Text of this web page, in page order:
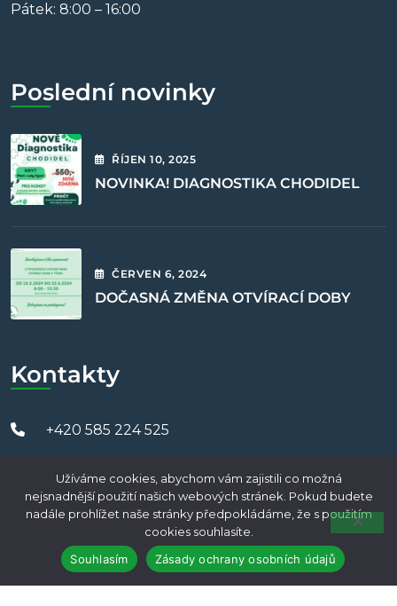
Pátek: 8:00 – 16:00
Poslední novinky
ŘÍJEN10, 2025
NOVINKA! DIAGNOSTIKA CHODIDEL
ČERVEN 6, 2024
DOČASNÁ ZMĚNA OTVÍRACÍ DOBY
Kontakty
+420 585 224 525
Zputrojice@zputrojice.cz
Horní náměstí 10, 779 00 Olomouc
Užíváme cookies, abychom vám zajistili co možná
nejsnadnější použití našich webových stránek. Pokud budete
nadále prohlížet naše stránky předpokládáme, že s použitím
cookies souhlasíte.
Souhlasím
Zásady ochrany osobních údajů